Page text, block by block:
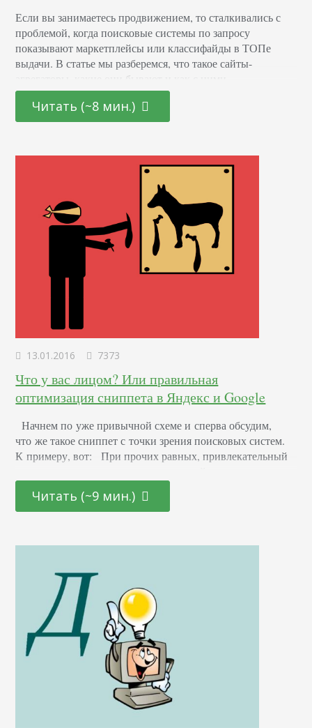
Если вы занимаетесь продвижением, то сталкивались с
проблемой, когда поисковые системы по запросу
показывают маркетплейсы или классифайды в ТОПе
выдачи. В статье мы разберемся, что такое сайты-
агрегаторы, какие они бывают и как с ними
конкурировать. Что такое сайты-агрегаторы Это
площадки, которые объединяют сведения о товарах или
услугах различных компаний на одном ресурсе. С их
Читать (~8 мин.)
13.01.2016 7373
Что у вас лицом? Или правильная
оптимизация сниппета в Яндекс и Google
Начнем по уже привычной схеме и сперва обсудим,
что же такое сниппет с точки зрения поисковых систем.
К примеру, вот: При прочих равных, привлекательный
вперед в результатах поиска, но и повысит количество
переходов на вашу страницу. Это значит, что не стоит
Не ваш сверхклассный дизайн, не глубокомысленные
Читать (~9 мин.)